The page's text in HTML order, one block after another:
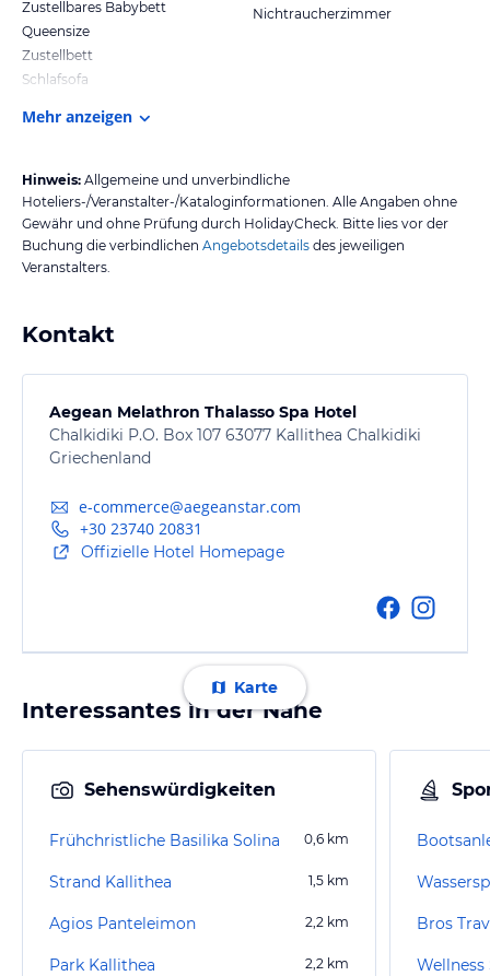
Zustellbares Babybett
Queensize
Zustellbett
Schlafsofa
Nichtraucherzimmer
Mehr anzeigen
Hinweis: Allgemeine und unverbindliche
Hoteliers-/Veranstalter-/Kataloginformationen. Alle Angaben ohne
Gewähr und ohne Prüfung durch HolidayCheck. Bitte lies vor der
Buchung die verbindlichen Angebotsdetails des jeweiligen
Veranstalters.
Kontakt
Aegean Melathron Thalasso Spa Hotel
Chalkidiki P.O. Box 107 63077 Kallithea Chalkidiki
Griechenland
e-commerce@aegeanstar.com
+30 23740 20831
Offizielle Hotel Homepage
Karte
Interessantes in der Nähe
Sehenswürdigkeiten
Frühchristliche Basilika Solina 0,6 km
Strand Kallithea 1,5 km
Agios Panteleimon 2,2 km
Park Kallithea 2,2 km
Bros